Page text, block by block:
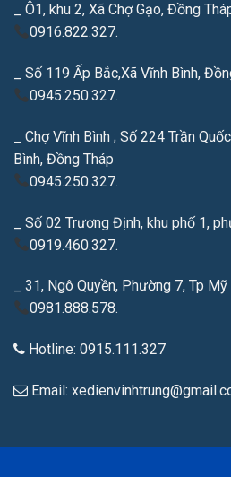
_ Ô1, khu 2, Xã Chợ Gạo, Đồng
0916.822.327.
_ Số 119 Ấp Bắc,Xã Vĩnh Bình,
0945.250.327.
_ Chợ Vĩnh Bình ; Số 224 Trần
Bình, Đồng Tháp
0945.250.327.
_ Số 02 Trương Định, khu phố 1,
0919.460.327.
_ 31, Ngô Quyền, Phường 7, Tp
0981.888.578.
Hotline: 0915.111.327
Email: